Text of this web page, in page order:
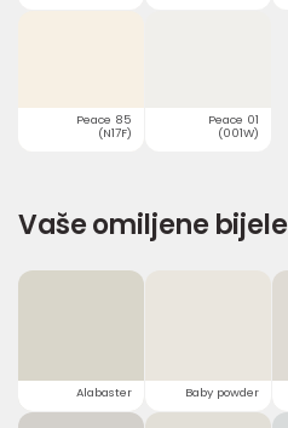
Peace 85
(N17F)
Peace 01
(001W)
Vaše omiljene bijele
Alabaster Baby powder